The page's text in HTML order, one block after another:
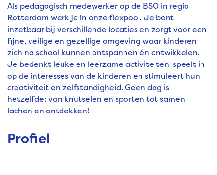
Als pedagogisch medewerker op de BSO in regio
Rotterdam werk je in onze flexpool. Je bent
inzetbaar bij verschillende locaties en zorgt voor een
fijne, veilige en gezellige omgeving waar kinderen
zich na school kunnen ontspannen én ontwikkelen.
Je bedenkt leuke en leerzame activiteiten, speelt in
op de interesses van de kinderen en stimuleert hun
creativiteit en zelfstandigheid. Geen dag is
hetzelfde: van knutselen en sporten tot samen
lachen en ontdekken!
Profiel